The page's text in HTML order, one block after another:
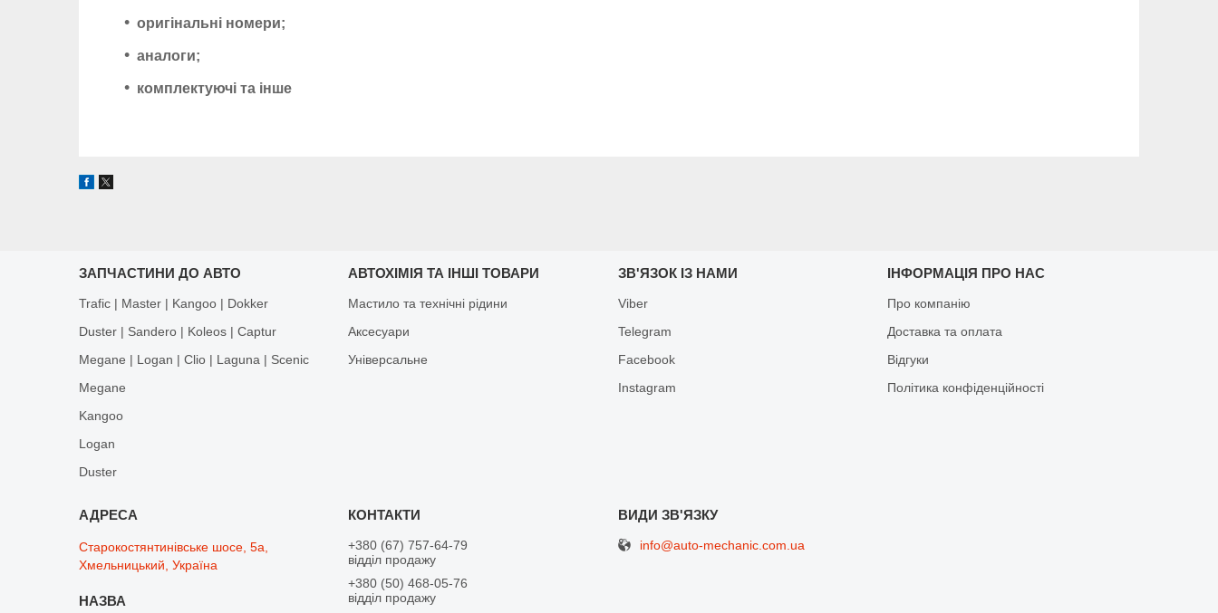
оригінальні номери;
аналоги;
комплектуючі та інше
ЗАПЧАСТИНИ ДО АВТО
Trafic | Master | Kangoo | Dokker
Duster | Sandero | Koleos | Captur
Megane | Logan | Clio | Laguna | Scenic
Megane
Kangoo
Logan
Duster
АВТОХІМІЯ ТА ІНШІ ТОВАРИ
Мастило та технічні рідини
Аксесуари
Універсальне
ЗВ'ЯЗОК ІЗ НАМИ
Viber
Telegram
Facebook
Іnstagram
ІНФОРМАЦІЯ ПРО НАС
Про компанію
Доставка та оплата
Відгуки
Політика конфіденційності
Старокостянтинівське шосе, 5а,
Хмельницький, Україна
+380 (67) 757-64-79
відділ продажу
+380 (50) 468-05-76
відділ продажу
info@auto-mechanic.com.ua